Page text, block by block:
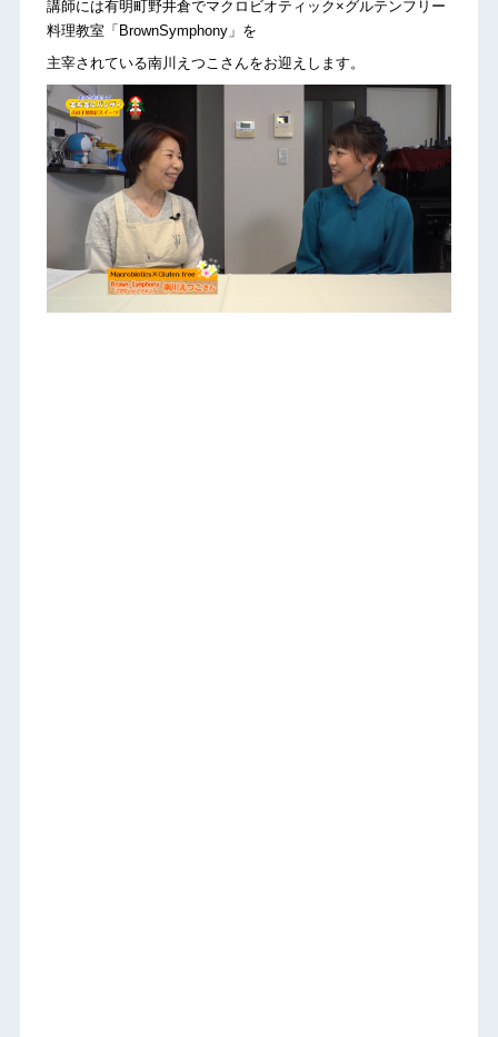
講師には有明町野井倉でマクロビオティック×グルテンフリー
料理教室「BrownSymphony」を
主宰されている南川えつこさんをお迎えします。